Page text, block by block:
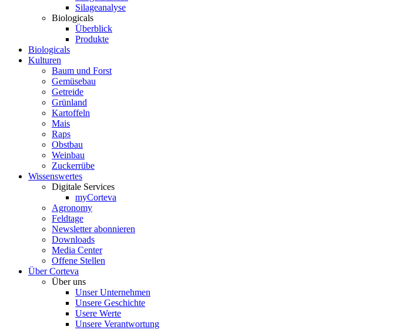
Silageanalyse
Biologicals
Überblick
Produkte
Biologicals
Kulturen
Baum und Forst
Gemüsebau
Getreide
Grünland
Kartoffeln
Mais
Raps
Obstbau
Weinbau
Zuckerrübe
Wissenswertes
Digitale Services
myCorteva
Agronomy
Feldtage
Newsletter abonnieren
Downloads
Media Center
Offene Stellen
Über Corteva
Über uns
Unser Unternehmen
Unsere Geschichte
Usere Werte
Unsere Verantwortung